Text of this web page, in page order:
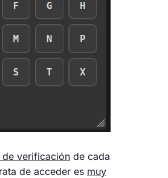
de verificación de cada
de acceder es muy